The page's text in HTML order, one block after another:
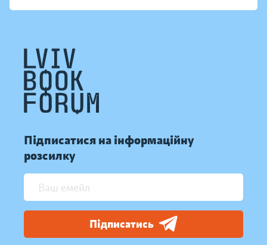
Підписатися на інформаційну
розсилку
Підписатись